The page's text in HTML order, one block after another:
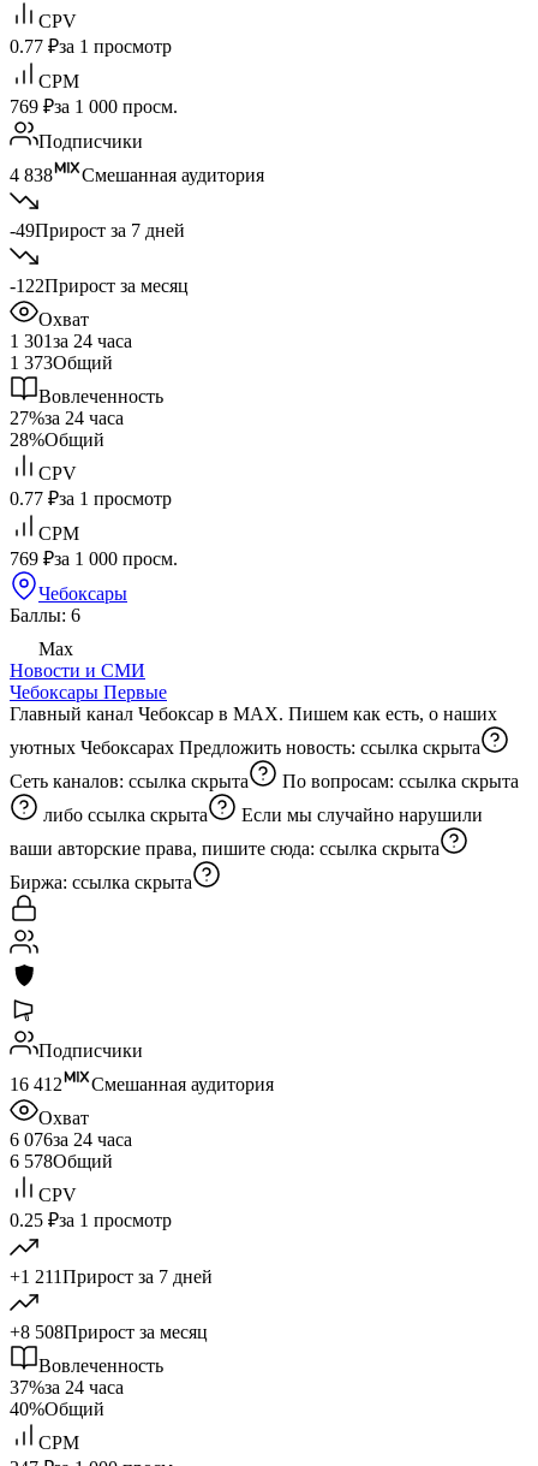
CPV
0.77 ₽за 1 просмотр
CPM
769 ₽за 1 000 просм.
Подписчики
4 838
Смешанная аудитория
-49Прирост за 7 дней
-122Прирост за месяц
Охват
1 301за 24 часа
1 373Общий
Вовлеченность
27%за 24 часа
28%Общий
CPV
0.77 ₽за 1 просмотр
CPM
769 ₽за 1 000 просм.
Чебоксары
Баллы: 6
Max
Новости и СМИ
Чебоксары Первые
Главный канал Чебоксар в MAX. Пишем как есть, о наших
уютных Чебоксарах Предложить новость: ссылка скрыта
Сеть каналов: ссылка скрыта По вопросам: ссылка скрыта
либо ссылка скрыта
Если мы случайно нарушили
ваши авторские права, пишите сюда: ссылка скрыта
Биржа: ссылка скрыта
Подписчики
16 412
Смешанная аудитория
Охват
6 076за 24 часа
6 578Общий
CPV
0.25 ₽за 1 просмотр
+1 211Прирост за 7 дней
+8 508Прирост за месяц
Вовлеченность
37%за 24 часа
40%Общий
CPM